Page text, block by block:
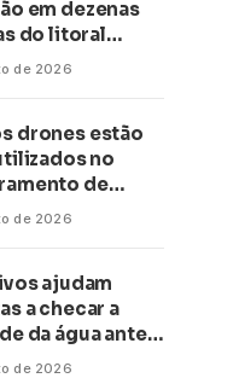
em dezenas
do litoral
de 2026
drones estão
no
de
grande porte?
de 2026
ajudam
a checar a
da água antes
de 2026